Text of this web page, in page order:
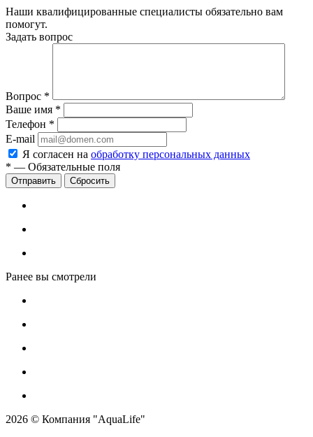
Наши квалифицированные специалисты обязательно вам
помогут.
Задать вопрос
Вопрос *
Ваше имя *
Телефон *
E-mail
Я согласен на обработку персональных данных
* — Обязательные поля
Сбросить
Ранее вы смотрели
2026 © Компания "AquaLife"